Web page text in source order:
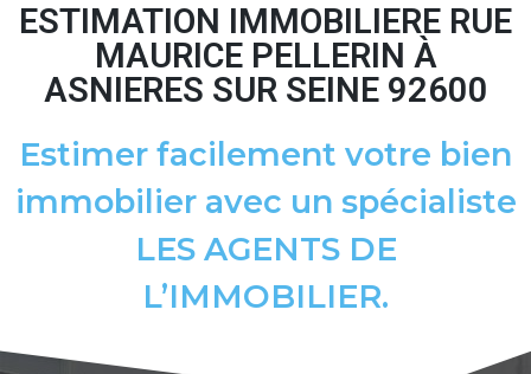
ESTIMATION IMMOBILIERE RUE
MAURICE PELLERIN À
ASNIERES SUR SEINE 92600
Estimer facilement votre bien
immobilier avec un spécialiste
LES AGENTS DE
L’IMMOBILIER.